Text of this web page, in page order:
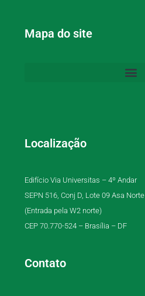
Mapa do site
Localização
Edifício Via Universitas – 4º Andar
SEPN 516, Conj D, Lote 09 Asa Norte
(Entrada pela W2 norte)
CEP 70.770-524 – Brasília – DF
Contato